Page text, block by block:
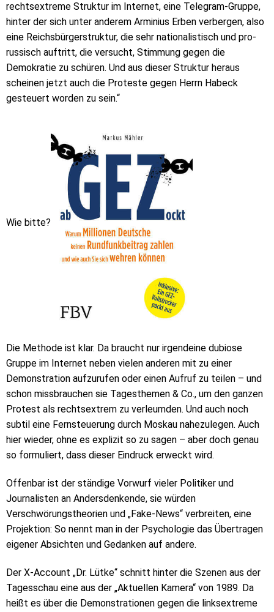
rechtsextreme Struktur im Internet, eine Telegram-Gruppe,
hinter der sich unter anderem Arminius Erben verbergen, also
eine Reichsbürgerstruktur, die sehr nationalistisch und pro-
russisch auftritt, die versucht, Stimmung gegen die
Demokratie zu schüren. Und aus dieser Struktur heraus
scheinen jetzt auch die Proteste gegen Herrn Habeck
gesteuert worden zu sein.“
Wie bitte?
Die Methode ist klar. Da braucht nur irgendeine dubiose
Gruppe im Internet neben vielen anderen mit zu einer
Demonstration aufzurufen oder einen Aufruf zu teilen – und
schon missbrauchen sie Tagesthemen & Co., um den ganzen
Protest als rechtsextrem zu verleumden. Und auch noch
subtil eine Fernsteuerung durch Moskau nahezulegen. Auch
hier wieder, ohne es explizit so zu sagen – aber doch genau
so formuliert, dass dieser Eindruck erweckt wird.
Offenbar ist der ständige Vorwurf vieler Politiker und
Journalisten an Andersdenkende, sie würden
Verschwörungstheorien und „Fake-News“ verbreiten, eine
Projektion: So nennt man in der Psychologie das Übertragen
eigener Absichten und Gedanken auf andere.
Der X-Account „Dr. Lütke“ schnitt hinter die Szenen aus der
Tagesschau eine aus der „Aktuellen Kamera“ von 1989. Da
heißt es über die Demonstrationen gegen die linksextreme